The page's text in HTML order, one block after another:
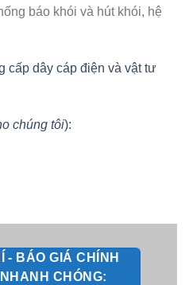
báo khói và hút khói, hệ
cấp dây cáp điện và vật tư
chúng tôi):
- BÁO GIÁ CHÍNH
CHÓNG: